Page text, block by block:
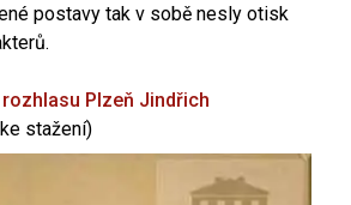
postavy tak v sobě nesly otisk
Plzeň Jindřich
stažení)